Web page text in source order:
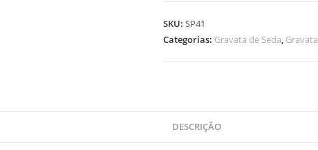
SKU: SP41
Categorias: Gravata de Seda,
DESCRIÇÃO